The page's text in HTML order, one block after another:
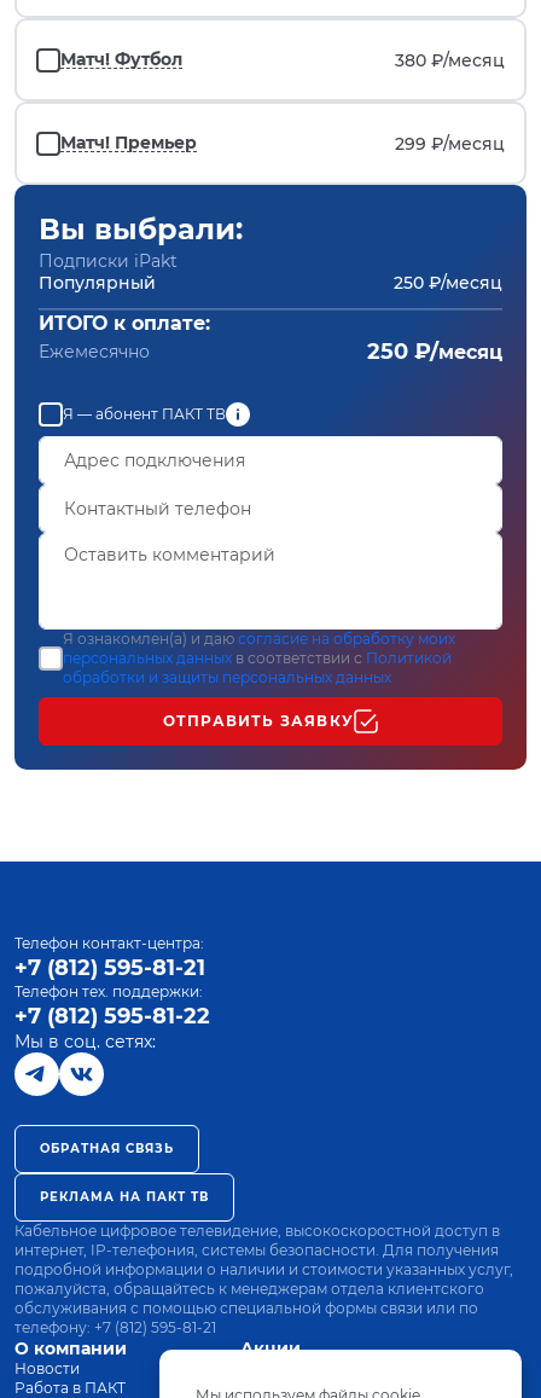
Матч! Футбол 380 ₽/месяц
Матч! Премьер 299 ₽/месяц
Вы выбрали:
Подписки iPakt
Популярный
250 ₽/месяц
ИТОГО к оплате:
Ежемесячно 250 ₽/месяц
Я — абонент ПАКТ ТВ
Я ознакомлен(а) и даю согласие на обработку моих
персональных данных в соответствии с Политикой
обработки и защиты персональных данных
ОТПРАВИТЬ ЗАЯВКУ
О компании
Новости
Работа в ПАКТ
Акции
Оплата
Телефон контакт-центра:
+7 (812) 595-81-21
Телефон тех. поддержки:
+7 (812) 595-81-22
Мы в соц. сетях:
ОБРАТНАЯ СВЯЗЬ
РЕКЛАМА НА ПАКТ ТВ
Кабельное цифровое телевидение, высокоскоростной доступ в
интернет, IP-телефония, системы безопасности. Для получения
подробной информации о наличии и стоимости указанных услуг,
пожалуйста, обращайтесь к менеджерам отдела клиентского
обслуживания с помощью специальной формы связи или по
телефону: +7 (812) 595-81-21